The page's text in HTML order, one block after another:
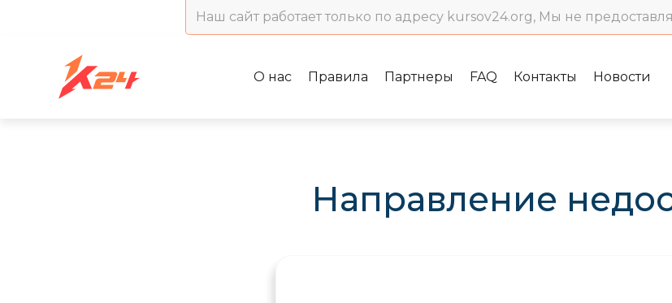
Наш сайт работает только по адресу kursov24.org, Мы не
О нас Правила Партнеры FAQ Контакты Новости
Направление